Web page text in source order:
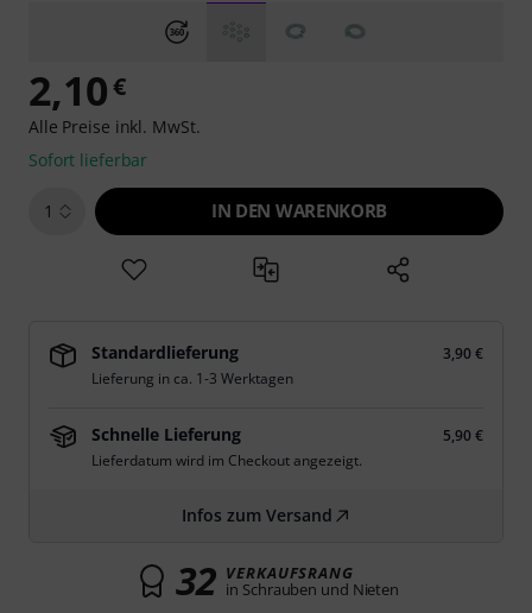
2,10€
Alle Preise inkl. MwSt.
Sofort lieferbar
1 IN DEN WARENKORB
Standardlieferung
3,90 €
Lieferung in ca. 1-3 Werktagen
Schnelle Lieferung
5,90 €
Lieferdatum wird im Checkout angezeigt.
Infos zum Versand
32 VERKAUFSRANG
in Schrauben und Nieten